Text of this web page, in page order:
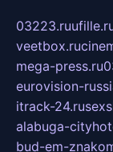
03223.ru
veetbox.ru
mega-press.ru
eurovision-
itrack-24.ru
alabuga-
bud-em-